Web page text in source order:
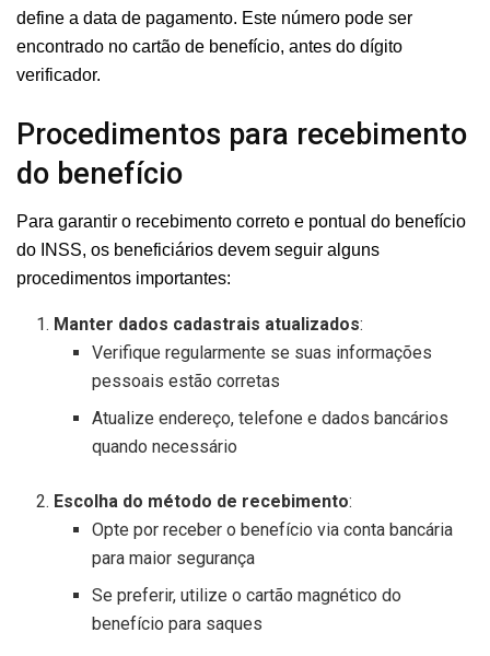
define a data de pagamento. Este número pode ser
encontrado no cartão de benefício, antes do dígito
verificador.
Procedimentos para recebimento
do benefício
Para garantir o recebimento correto e pontual do benefício
do INSS, os beneficiários devem seguir alguns
procedimentos importantes:
Manter dados cadastrais atualizados:
Verifique regularmente se suas informações
pessoais estão corretas
Atualize endereço, telefone e dados bancários
quando necessário
Escolha do método de recebimento:
Opte por receber o benefício via conta bancária
para maior segurança
Se preferir, utilize o cartão magnético do
benefício para saques